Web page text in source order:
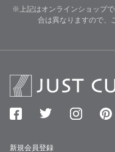
※上記はオンラインショップ
合は異なりますので、
新規会員登録